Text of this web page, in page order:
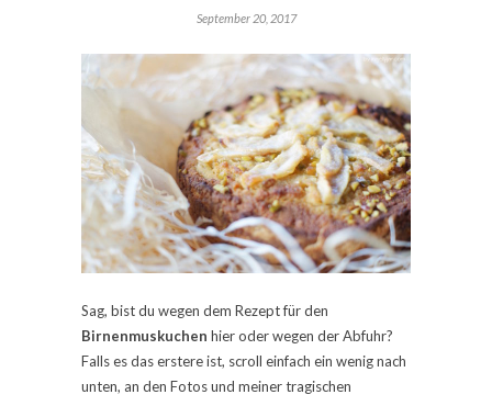
September 20, 2017
Sag, bist du wegen dem Rezept für den
Birnenmuskuchen hier oder wegen der Abfuhr?
Falls es das erstere ist, scroll einfach ein wenig nach
unten, an den Fotos und meiner tragischen